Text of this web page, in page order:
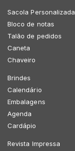
Sacola Personalizada
Bloco de notas
Talão de pedidos
Caneta
Chaveiro
Brindes
Calendário
Embalagens
Agenda
Cardápio
Revista Impressa